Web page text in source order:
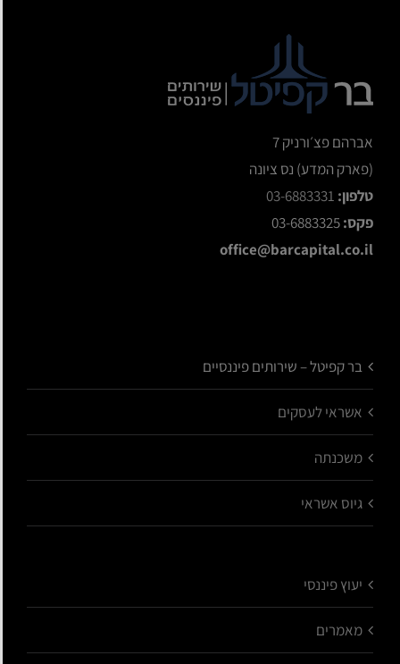
אברהם פצ׳ורניק 7
(פארק המדע) נס ציונה
טלפון: 03-6883331
פקס:
office@barcapital.co.il
בר קפיטל – שירותים פיננסיים
אשראי לעסקים
משכנתה
גיוס אשראי
יעוץ פיננסי
מאמרים